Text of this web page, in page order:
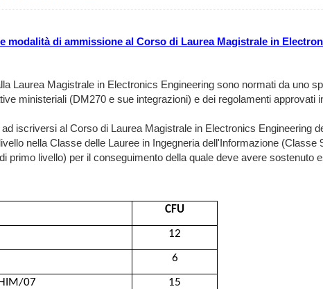
modalità di ammissione al Corso di Laurea Magistrale in
Laurea Magistrale in Electronics Engineering sono normati da uno
ministeriali (DM270 e sue integrazioni) e dei regolamenti approvati
iscriversi al Corso di Laurea Magistrale in Electronics Engineering
nella Classe delle Lauree in Ingegneria dell'Informazione
primo livello) per il conseguimento della quale deve avere
CFU
12
6
07 15